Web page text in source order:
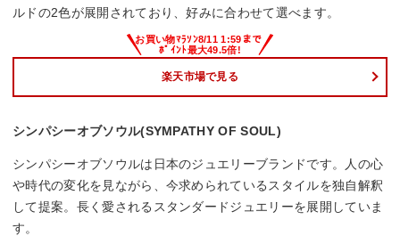
ルドの2色が展開されており、好みに合わせて選べます。
楽天市場で見る
シンパシーオブソウル(SYMPATHY OF SOUL)
シンパシーオブソウルは日本のジュエリーブランドです。人の心
や時代の変化を見ながら、今求められているスタイルを独自解釈
して提案。長く愛されるスタンダードジュエリーを展開していま
す。